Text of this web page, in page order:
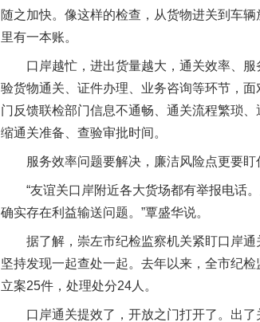
随之加快。像这样的检查，从货物进关到车
里有一本账。
口岸越忙，进出货量越大，通关效率、服
验货物通关、证件办理、业务咨询等环节，
门反馈联检部门信息不通畅、通关流程繁琐
缩通关准备、查验审批时间。
服务效率问题要解决，廉洁风险点更要盯
“友谊关口岸附近各大货场都有举报电话。
确实存在利益输送问题。”覃盛华说。
据了解，崇左市纪检监察机关紧盯口岸通
坚持发现一起查处一起。去年以来，全市纪
立案25件，处理处分24人。
口岸通关提效了，开放之门打开了。出了